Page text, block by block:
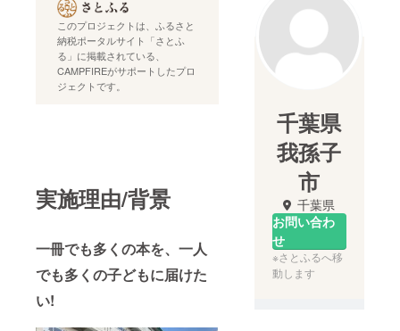
このプロジェクトは、ふるさと
納税ポータルサイト「さとふ
る」に掲載されている、
CAMPFIREがサポートしたプロ
ジェクトです。
実施理由/背景
一冊でも多くの本を、一人
でも多くの子どもに届けた
い!
千葉県
我孫子
市
千葉県
お問い合わ
せ
※さとふるへ移
動します